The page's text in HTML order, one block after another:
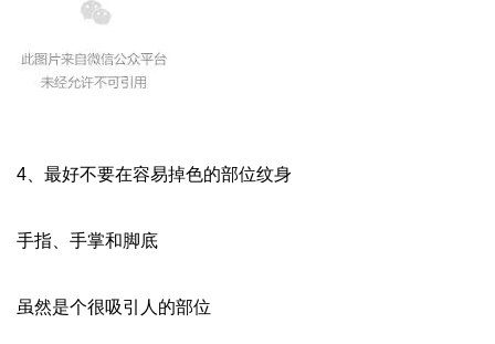
4、最好不要在容易掉色的部位纹身
手指、手掌和脚底
虽然是个很吸引人的部位